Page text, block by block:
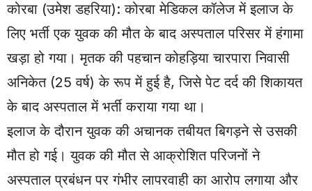
कोरबा (उमेश डहरिया): कोरबा मेडिकल कॉलेज में इलाज के
लिए भर्ती एक युवक की मौत के बाद अस्पताल परिसर में हंगामा
खड़ा हो गया। मृतक की पहचान कोहड़िया चारपारा निवासी
अनिकेत (25 वर्ष) के रूप में हुई है, जिसे पेट दर्द की शिकायत
के बाद अस्पताल में भर्ती कराया गया था।
इलाज के दौरान युवक की अचानक तबीयत बिगड़ने से उसकी
मौत हो गई। युवक की मौत से आक्रोशित परिजनों ने
अस्पताल प्रबंधन पर गंभीर लापरवाही का आरोप लगाया और